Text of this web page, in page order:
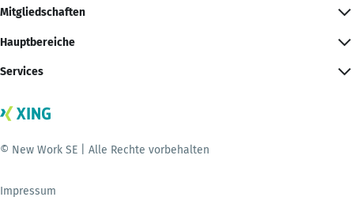
Mitgliedschaften
Hauptbereiche
Services
© New Work SE | Alle Rechte vorbehalten
Impressum